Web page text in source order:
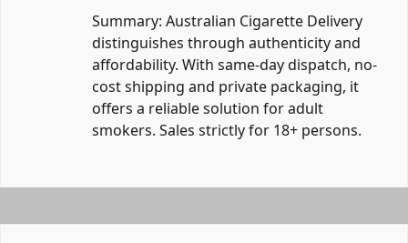
Summary: Australian Cigarette Delivery
distinguishes through authenticity and
affordability. With same-day dispatch, no-
cost shipping and private packaging, it
offers a reliable solution for adult
smokers. Sales strictly for 18+ persons.